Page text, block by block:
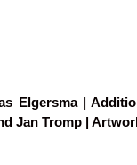
Elgersma |
Jan Tromp |